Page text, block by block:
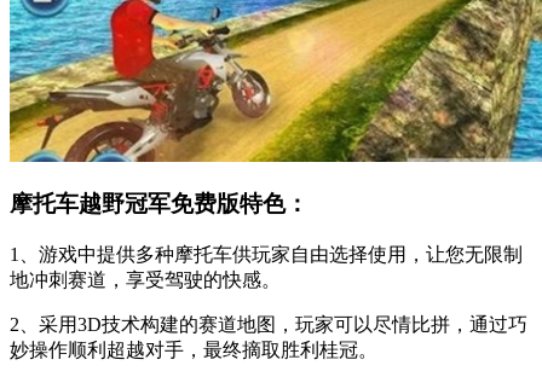
摩托车越野冠军免费版特色：
1、游戏中提供多种摩托车供玩家自由选择使用，让您无限制
地冲刺赛道，享受驾驶的快感。
2、采用3D技术构建的赛道地图，玩家可以尽情比拼，通过巧
妙操作顺利超越对手，最终摘取胜利桂冠。